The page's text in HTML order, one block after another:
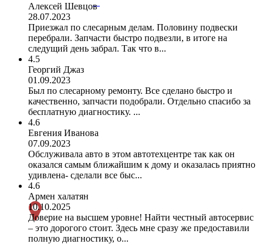
Алексей Шевцов
28.07.2023
Приезжал по слесарным делам. Половину подвески
перебрали. Запчасти быстро подвезли, в итоге на
следущий день забрал. Так что в...
4.5
Георгий Джаз
01.09.2023
Был по слесарному ремонту. Все сделано быстро и
качественно, запчасти подобрали. Отдельно спасибо за
бесплатную диагностику. ...
4.6
Евгения Иванова
07.09.2023
Обслуживала авто в этом автотехцентре так как он
оказался самым ближайшим к дому и оказалась приятно
удивлена- сделали все быс...
4.6
Армен халатян
10.10.2025
Доверие на высшем уровне! Найти честный автосервис
– это дорогого стоит. Здесь мне сразу же предоставили
полную диагностику, о...